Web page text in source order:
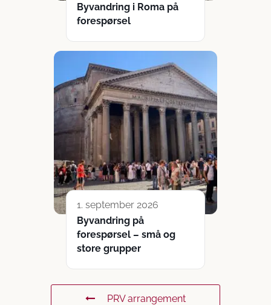
Byvandring i Roma på
forespørsel
1. september 2026
Byvandring på
forespørsel – små og
store grupper
PRV arrangement